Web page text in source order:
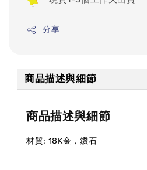
分享
商品描述與細節
商品描述與細節
材質: 18K金，鑽石